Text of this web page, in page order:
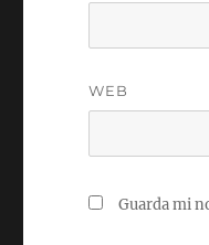
WEB
Guarda mi